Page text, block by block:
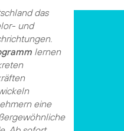
das
und
lernen
eine